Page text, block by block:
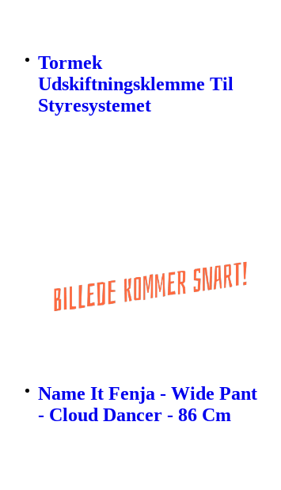
Tormek
Udskiftningsklemme Til
Styresystemet
Name It Fenja - Wide Pant
- Cloud Dancer - 86 Cm